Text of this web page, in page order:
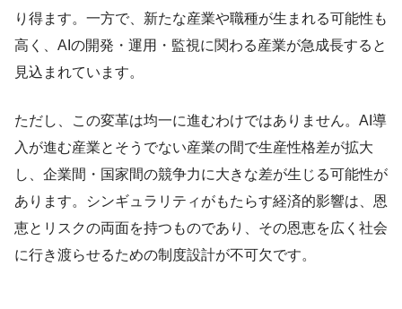
り得ます。一方で、新たな産業や職種が生まれる可能性も
高く、AIの開発・運用・監視に関わる産業が急成長すると
見込まれています。
ただし、この変革は均一に進むわけではありません。AI導
入が進む産業とそうでない産業の間で生産性格差が拡大
し、企業間・国家間の競争力に大きな差が生じる可能性が
あります。シンギュラリティがもたらす経済的影響は、恩
恵とリスクの両面を持つものであり、その恩恵を広く社会
に行き渡らせるための制度設計が不可欠です。